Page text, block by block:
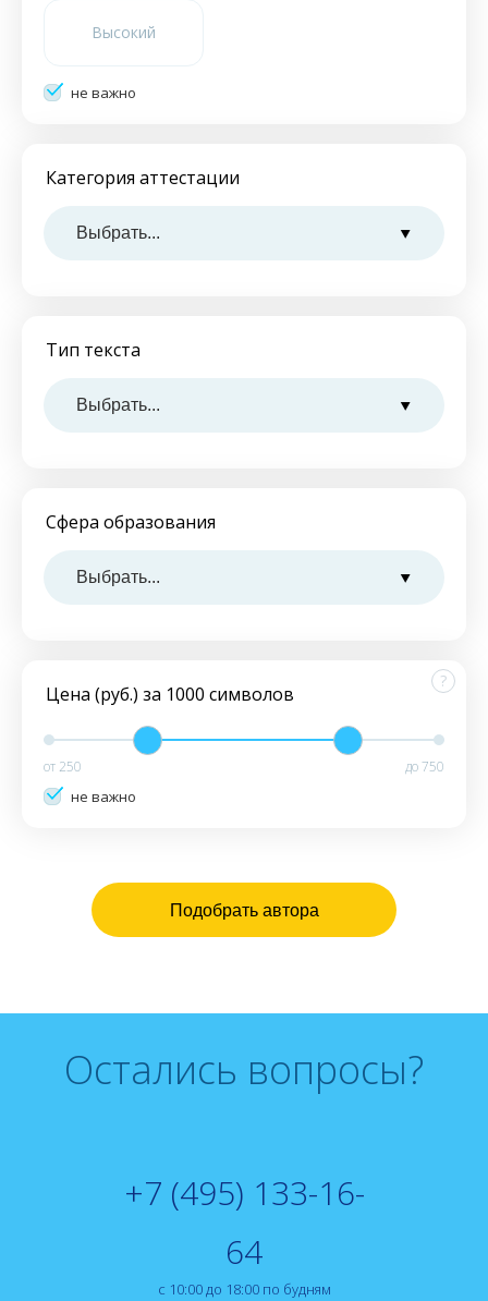
Высокий
не важно
Категория аттестации
Тип текста
Сфера образования
Цена (руб.) за 1000 символов
?
от 250 до750
не важно
Остались вопросы?
+7 (495) 133-16-
64
с 10:00 до 18:00 по будням